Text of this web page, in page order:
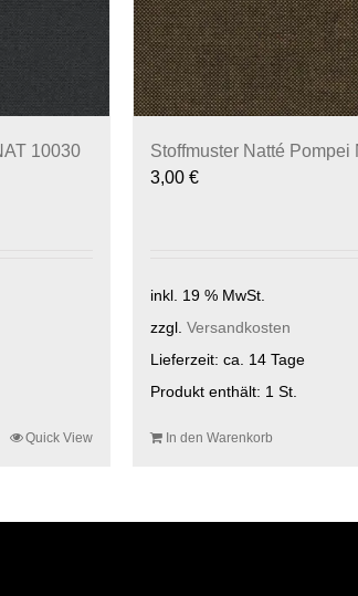
10030
Quick View
Stoffmuster Natté Pompei
3,00 €
inkl. 19 % MwSt.
zzgl. Versandkosten
Lieferzeit: ca. 14 Tage
Produkt enthält: 1 St.
In den Warenkorb